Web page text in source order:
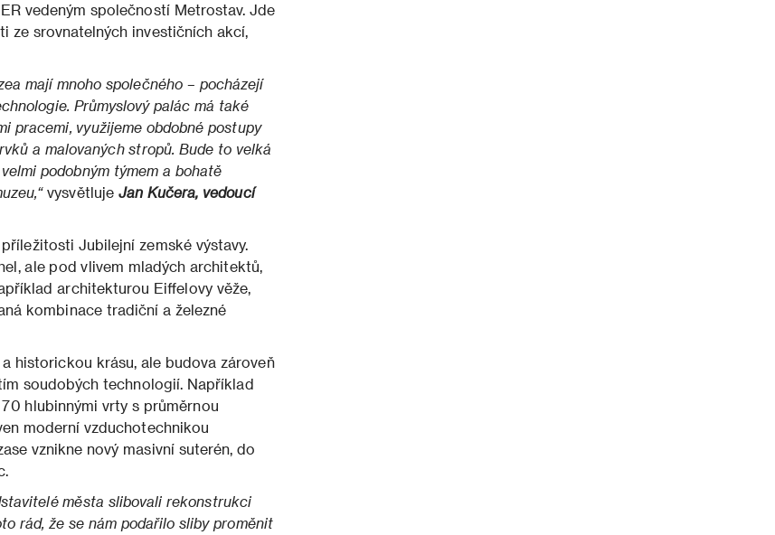
vedeným společností Metrostav. Jde
ze srovnatelných investičních akcí,
mají mnoho společného – pocházejí
Průmyslový palác má také
pracemi, využijeme obdobné postupy
a malovaných stropů. Bude to velká
podobným týmem a bohatě
vysvětluje Jan Kučera, vedoucí
Jubilejní zemské výstavy.
ale pod vlivem mladých architektů,
architekturou Eiffelovy věže,
kombinace tradiční a železné
historickou krásu, ale budova zároveň
soudobých technologií. Například
hlubinnými vrty s průměrnou
moderní vzduchotechnikou
vznikne nový masivní suterén, do
města slibovali rekonstrukci
rád, že se nám podařilo sliby proměnit